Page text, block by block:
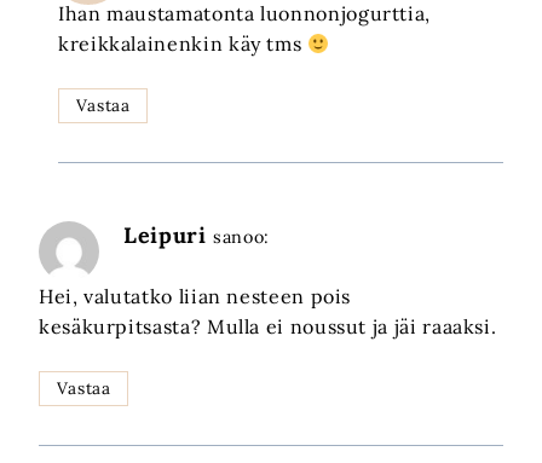
Ihan maustamatonta luonnonjogurttia,
kreikkalainenkin käy tms
Vastaa
Leipuri sanoo:
Hei, valutatko liian nesteen pois
kesäkurpitsasta? Mulla ei noussut ja jäi raaaksi.
Vastaa